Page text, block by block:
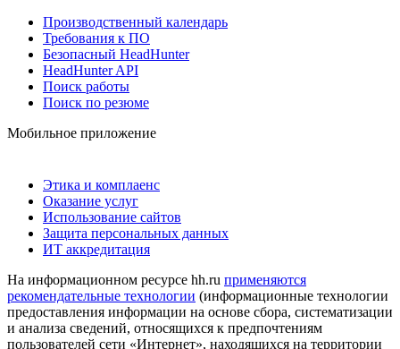
Производственный календарь
Требования к ПО
Безопасный HeadHunter
HeadHunter API
Поиск работы
Поиск по резюме
Мобильное приложение
Этика и комплаенс
Оказание услуг
Использование сайтов
Защита персональных данных
ИТ аккредитация
На информационном ресурсе hh.ru применяются
рекомендательные технологии (информационные технологии
предоставления информации на основе сбора, систематизации
и анализа сведений, относящихся к предпочтениям
пользователей сети «Интернет», находящихся на территории